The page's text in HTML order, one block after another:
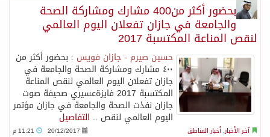
بحضور أكثر من400 مشارك ومشاركة الصحة
والجامعة في جازان تفعلان اليوم العالمي
لنقص المناعة المكتسبة 2017
حسين صيرم - جازان فويس : بحضور أكثر من
٤٠٠ مشارك ومشاركة الصحة والجامعة في
جازان تفعلان اليوم العالمي لنقص المناعة
المكتسبة 2017 فايزةعسيري صحيفة صوت
جازان نفذت الصحة والجامعة في جازان مؤتمر
اليوم العالمي لنقص .. التفاصيل
آخر الأخبار, أخبار المناطق 20/12/2017